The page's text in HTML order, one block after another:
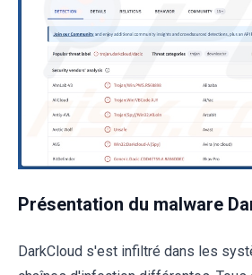
Présentation du malware
DarkCloud s'est infiltré dans les